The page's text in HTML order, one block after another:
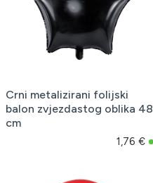
Crni metalizirani folijski
balon zvjezdastog oblika 48
cm
1,76 €